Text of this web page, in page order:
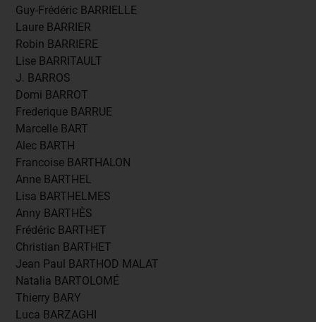
Guy-Frédéric BARRIELLE
Laure BARRIER
Robin BARRIERE
Lise BARRITAULT
J. BARROS
Domi BARROT
Frederique BARRUE
Marcelle BART
Alec BARTH
Francoise BARTHALON
Anne BARTHEL
Lisa BARTHELMES
Anny BARTHÈS
Frédéric BARTHET
Christian BARTHET
Jean Paul BARTHOD MALAT
Natalia BARTOLOMÉ
Thierry BARY
Luca BARZAGHI